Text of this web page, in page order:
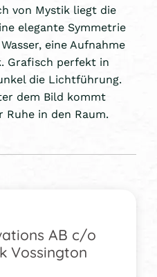
von Mystik liegt die
elegante Symmetrie
eine Aufnahme
Grafisch perfekt in
die Lichtführung.
dem Bild kommt
in den Raum.
AB c/o
Vossington